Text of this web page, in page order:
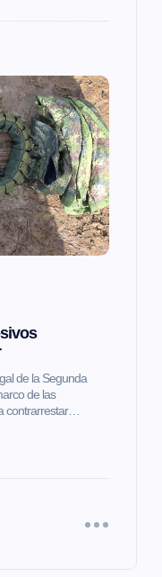
de la Segunda
de las
contrarrestar…